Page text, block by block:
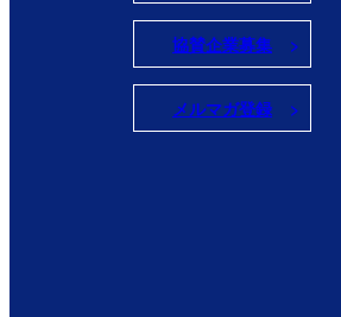
協賛企業募集
メルマガ登録